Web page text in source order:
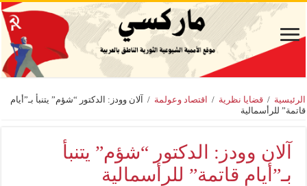
الرئيسية / قضايا نظرية / اقتصاد وعولمة /
آلان وودز: الدكتور “شؤم” يتنبأ بـ”أيام
قاتمة” للرأسمالية
آلان وودز: الدكتور “شؤم” يتنبأ
بـ”أيام قاتمة” للرأسمالية